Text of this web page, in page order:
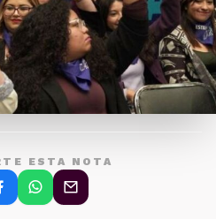
ESTA NOTA